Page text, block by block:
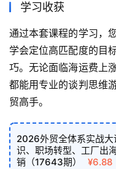
学习收获
通过本套课程的学习，
学会定位高匹配度的目
巧。无论面临海运费上
都能用专业的谈判思维
贸高手。
2026外贸全体系实战大
识、职场转型、工厂出
销（17643期）
¥6.88